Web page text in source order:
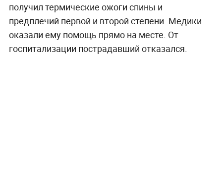
получил термические ожоги спины и
предплечий первой и второй степени. Медики
оказали ему помощь прямо на месте. От
госпитализации пострадавший отказался.